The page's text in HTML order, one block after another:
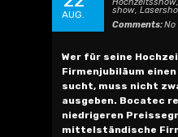
AUG. show,
Comments:No
Wer für seine
Firmenjubiläum
sucht, muss nicht
ausgeben. Bocatec
niedrigeren
mittelständische